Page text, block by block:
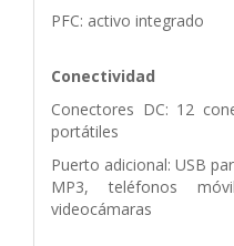
PFC: activo integrado
Conectividad
Conectores DC: 12
portátiles
Puerto adicional: USB
MP3, teléfonos
videocámaras